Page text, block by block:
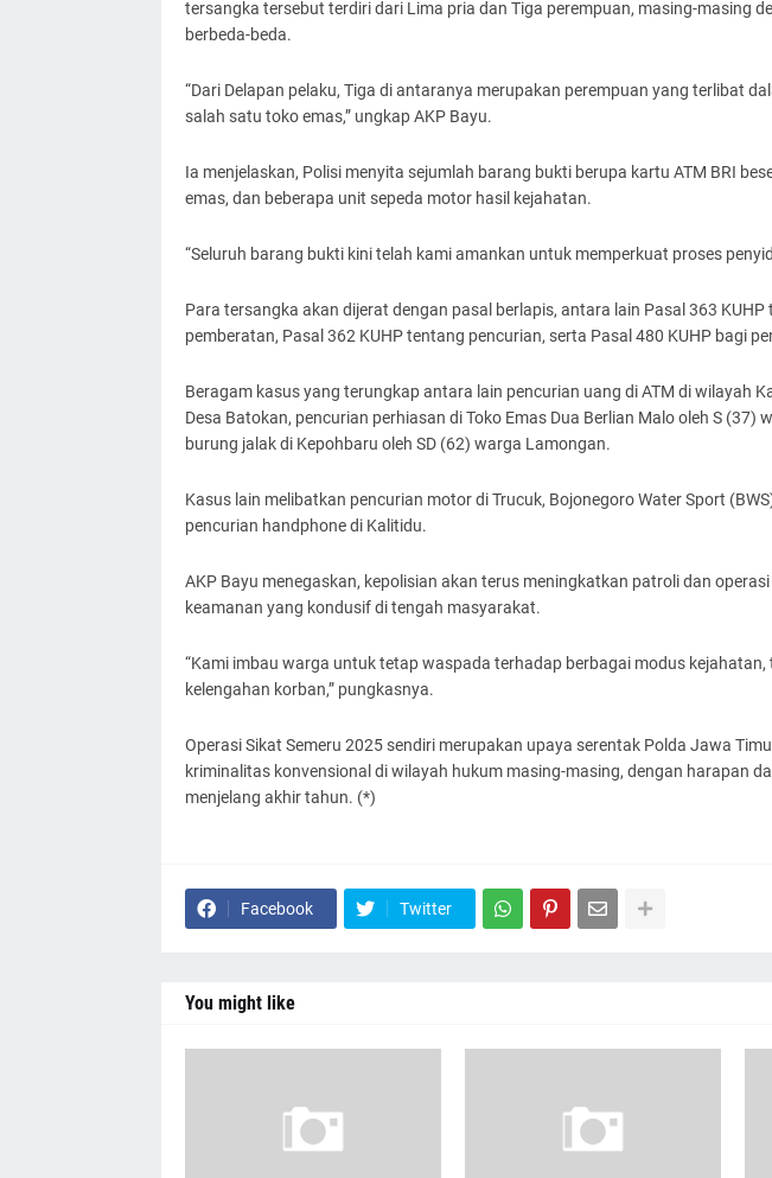
tersangka tersebut terdiri dari Lima pria dan Tiga perempuan, masing-masing
berbeda-beda.
“Dari Delapan pelaku, Tiga di antaranya merupakan perempuan yang terlibat
salah satu toko emas,” ungkap AKP Bayu.
Ia menjelaskan, Polisi menyita sejumlah barang bukti berupa kartu ATM BRI
emas, dan beberapa unit sepeda motor hasil kejahatan.
“Seluruh barang bukti kini telah kami amankan untuk memperkuat proses
Para tersangka akan dijerat dengan pasal berlapis, antara lain Pasal 363
pemberatan, Pasal 362 KUHP tentang pencurian, serta Pasal 480 KUHP bagi
Beragam kasus yang terungkap antara lain pencurian uang di ATM di wilayah
Desa Batokan, pencurian perhiasan di Toko Emas Dua Berlian Malo oleh S (37)
burung jalak di Kepohbaru oleh SD (62) warga Lamongan.
Kasus lain melibatkan pencurian motor di Trucuk, Bojonegoro Water Sport
pencurian handphone di Kalitidu.
AKP Bayu menegaskan, kepolisian akan terus meningkatkan patroli dan
keamanan yang kondusif di tengah masyarakat.
“Kami imbau warga untuk tetap waspada terhadap berbagai modus
kelengahan korban,” pungkasnya.
Operasi Sikat Semeru 2025 sendiri merupakan upaya serentak Polda Jawa
kriminalitas konvensional di wilayah hukum masing-masing, dengan harapan
menjelang akhir tahun. (*)
Facebook Twitter
You might like